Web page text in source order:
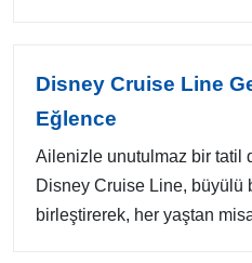
Disney Cruise Line
Eğlence
Ailenizle unutulmaz bir tatil
Disney Cruise Line, büyülü
birleştirerek, her yaştan